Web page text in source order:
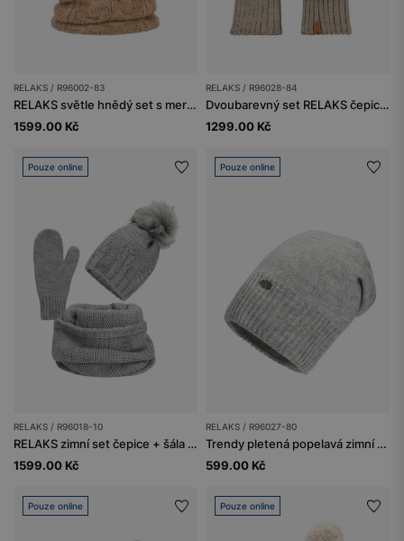
RELAKS / R96002-83
RELAKS světle hnědý set s merino vlnou - čepice + šála
1599.00 Kč
RELAKS / R96028-84
Dvoubarevný set RELAKS čepice + šála
1299.00 Kč
Pouze online
RELAKS / R96018-10
RELAKS zimní set čepice + šála + rukavice
1599.00 Kč
Pouze online
RELAKS / R96027-80
Trendy pletená popelavá zimní dámská čepice RELAKS
599.00 Kč
Pouze online Pouze online